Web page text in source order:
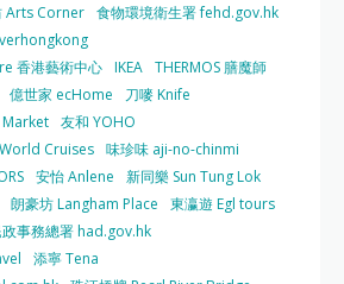
Arts Corner 食物環境衛生署 fehd.gov.hk
香港藝術中心 IKEA THERMOS 膳魔師
億世家 ecHome
刀嘜 Knife
友和 YOHO
Cruises 味珍味 aji-no-chinmi
安怡 Anlene
新同樂 Sun Tung Lok
朗豪坊 Langham Place
東瀛遊 Egl tours
政事務總署 had.gov.hk
添寧 Tena